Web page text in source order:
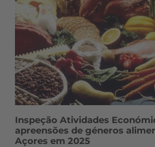
Inspeção Atividades
apreensões de géneros
Açores em 2025